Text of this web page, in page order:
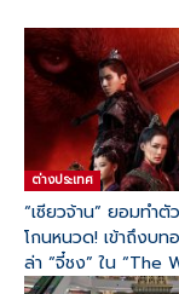
ต่างประเทศ
“เซียวจ้าน” ยอมทำตั
โกนหนวด! เข้าถึงบท
ล่า “จี๋ชง” ใน “The